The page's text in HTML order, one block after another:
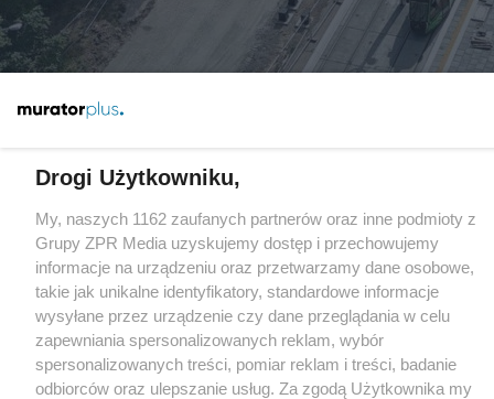
Nasze serwisy
© 2026 Grupa ZPR Media
Drogi Użytkowniku,
My, naszych 1162 zaufanych partnerów oraz inne podmioty z
Grupy ZPR Media uzyskujemy dostęp i przechowujemy
informacje na urządzeniu oraz przetwarzamy dane osobowe,
takie jak unikalne identyfikatory, standardowe informacje
wysyłane przez urządzenie czy dane przeglądania w celu
zapewniania spersonalizowanych reklam, wybór
spersonalizowanych treści, pomiar reklam i treści, badanie
odbiorców oraz ulepszanie usług. Za zgodą Użytkownika my